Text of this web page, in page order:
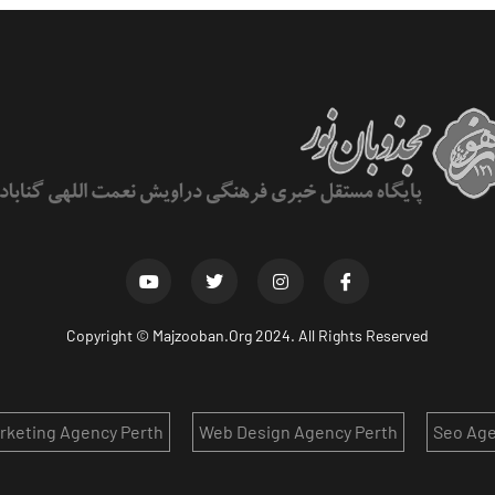
Copyright © Majzooban.Org2024. All Rights Reserved
Seo
Web Design Agency Perth
Agency Perth